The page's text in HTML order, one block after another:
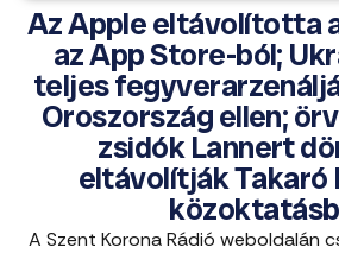
Az Apple eltávolította
az App Store-ból;
teljes
Oroszország ellen;
zsidók Lannert
eltávolítják Takaró
A Szent Korona Rádió weboldalán